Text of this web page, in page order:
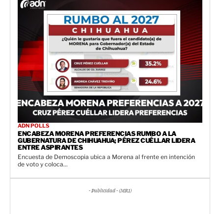
ADN POLLS
ENCABEZA MORENA PREFERENCIAS RUMBO A LA
GUBERNATURA DE CHIHUAHUA; PÉREZ CUÉLLAR LIDERA
ENTRE ASPIRANTES
Encuesta de Demoscopia ubica a Morena al frente en intención
de voto y coloca...
- Publicidad - (MR1)